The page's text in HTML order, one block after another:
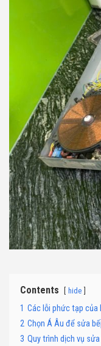
Contents hide
1 Các lỗi phức tạp
2 Chọn Á Âu để sửa
3 Quy trình dịch vụ